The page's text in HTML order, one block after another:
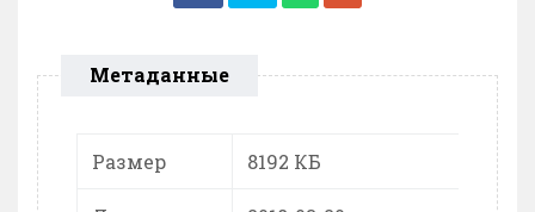
Метаданные
Размер 8192 КБ